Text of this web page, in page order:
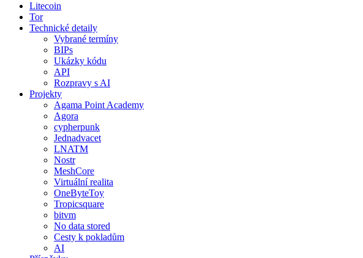
Litecoin
Tor
Technické detaily
Vybrané termíny
BIPs
Ukázky kódu
API
Rozpravy s AI
Projekty
Agama Point Academy
Agora
cypherpunk
Jednadvacet
LNATM
Nostr
MeshCore
Virtuální realita
OneByteToy
Tropicsquare
bitvm
No data stored
Cesty k pokladům
AI